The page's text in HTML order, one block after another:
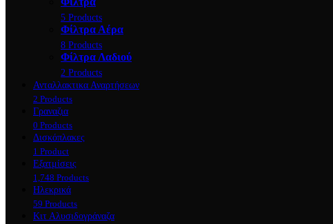
5 Products
Φίλτρα Αέρα
8 Products
Φίλτρα Λαδιού
2 Products
Ανταλλακτικα Αναρτήσεων
2 Products
Γραναζια
0 Products
Δισκόπλακες
1 Product
Εξατμίσεις
1,748 Products
Ηλεκρικά
59 Products
Κιτ Αλυσιδογράναζα